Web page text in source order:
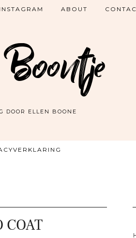
DOOR ELLEN BOONE
ABOUT
COAT